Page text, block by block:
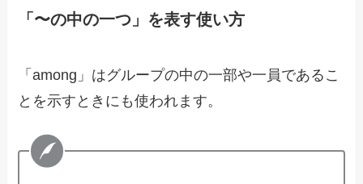
「〜の中の一つ」を表す使い方
「among」はグループの中の一部や一員であるこ
とを示すときにも使われます。